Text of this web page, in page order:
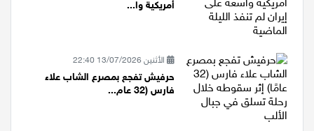
أمريكية وا...
الأثنين 13/07/2026 22:40
حرفيش تفجع بمصرع الشاب علاء
فارس (32 عام...